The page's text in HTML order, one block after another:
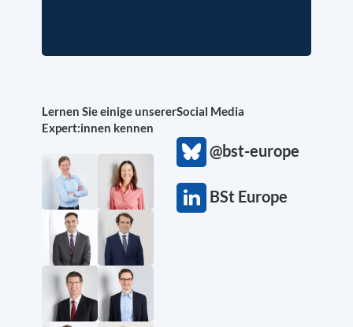
Lernen Sie einige unserer
Expert:innen kennen
Social Media
@bst-europe
BSt Europe